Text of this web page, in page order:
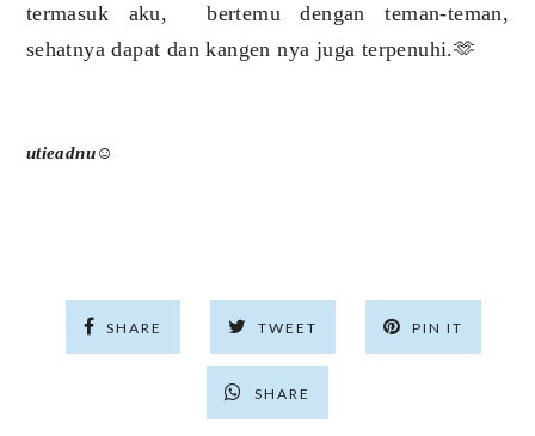
termasuk aku, bertemu dengan teman-teman,
sehatnya dapat dan kangen nya juga terpenuhi.🫶
utieadnu☺️
SHARE TWEET PIN IT
SHARE